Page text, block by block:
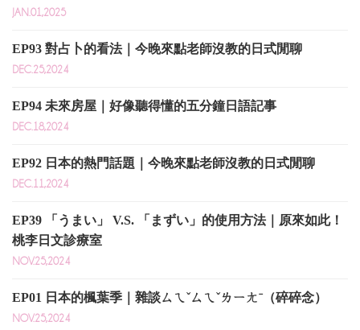
JAN.01,2025
EP93 對占卜的看法｜今晚來點老師沒教的日式閒聊
DEC.25,2024
EP94 未來房屋｜好像聽得懂的五分鐘日語記事
DEC.18,2024
EP92 日本的熱門話題｜今晚來點老師沒教的日式閒聊
DEC.11,2024
EP39 「うまい」 V.S. 「まずい」的使用方法｜原來如此！
桃李日文診療室
NOV.25,2024
EP01 日本的楓葉季｜雜談ㄙㄟˇㄙㄟˇㄌㄧㄤˉ（碎碎念）
NOV.25,2024